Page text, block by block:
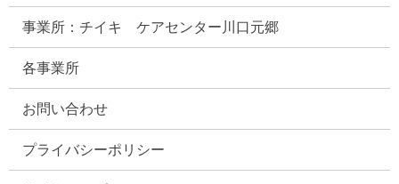
事業所：チイキ ケアセンター川口元郷
各事業所
お問い合わせ
プライバシーポリシー